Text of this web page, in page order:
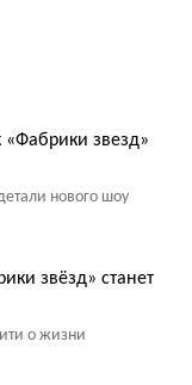
«Фабрики звезд»
нового шоу
звёзд» станет
о жизни